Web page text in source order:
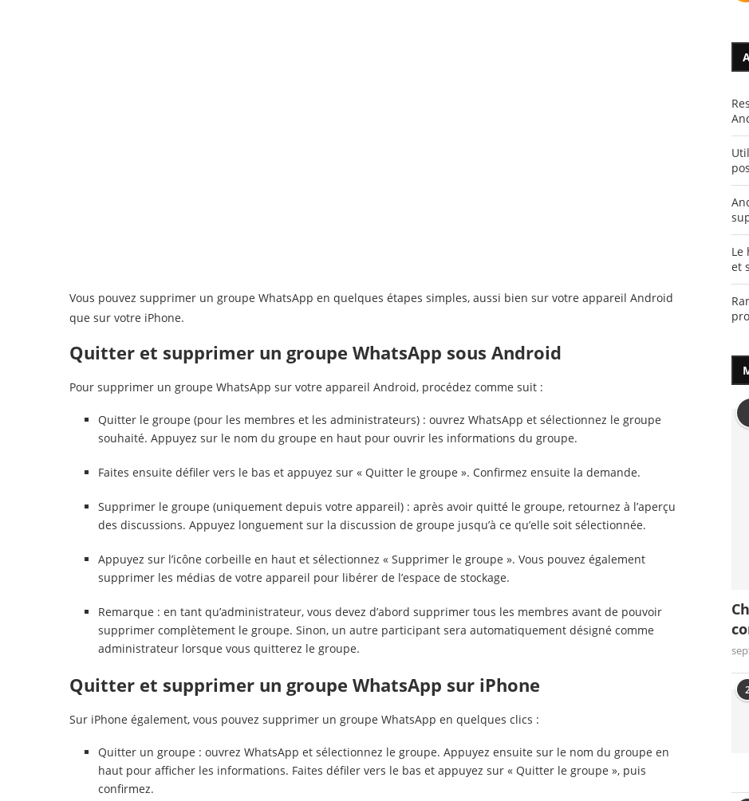
Vous pouvez supprimer un groupe WhatsApp en quelques étapes simples, aussi bien sur votre appareil Android
que sur votre iPhone.
Quitter et supprimer un groupe WhatsApp sous Android
Pour supprimer un groupe WhatsApp sur votre appareil Android, procédez comme suit :
Quitter le groupe (pour les membres et les administrateurs) : ouvrez WhatsApp et sélectionnez le groupe
souhaité. Appuyez sur le nom du groupe en haut pour ouvrir les informations du groupe.
Faites ensuite défiler vers le bas et appuyez sur « Quitter le groupe ». Confirmez ensuite la demande.
Supprimer le groupe (uniquement depuis votre appareil) : après avoir quitté le groupe, retournez à l’aperçu
des discussions. Appuyez longuement sur la discussion de groupe jusqu’à ce qu’elle soit sélectionnée.
Appuyez sur l’icône corbeille en haut et sélectionnez « Supprimer le groupe ». Vous pouvez également
supprimer les médias de votre appareil pour libérer de l’espace de stockage.
Remarque : en tant qu’administrateur, vous devez d’abord supprimer tous les membres avant de pouvoir
supprimer complètement le groupe. Sinon, un autre participant sera automatiquement désigné comme
administrateur lorsque vous quitterez le groupe.
Quitter et supprimer un groupe WhatsApp sur iPhone
Sur iPhone également, vous pouvez supprimer un groupe WhatsApp en quelques clics :
Quitter un groupe : ouvrez WhatsApp et sélectionnez le groupe. Appuyez ensuite sur le nom du groupe en
haut pour afficher les informations. Faites défiler vers le bas et appuyez sur « Quitter le groupe », puis
confirmez.
Le
et